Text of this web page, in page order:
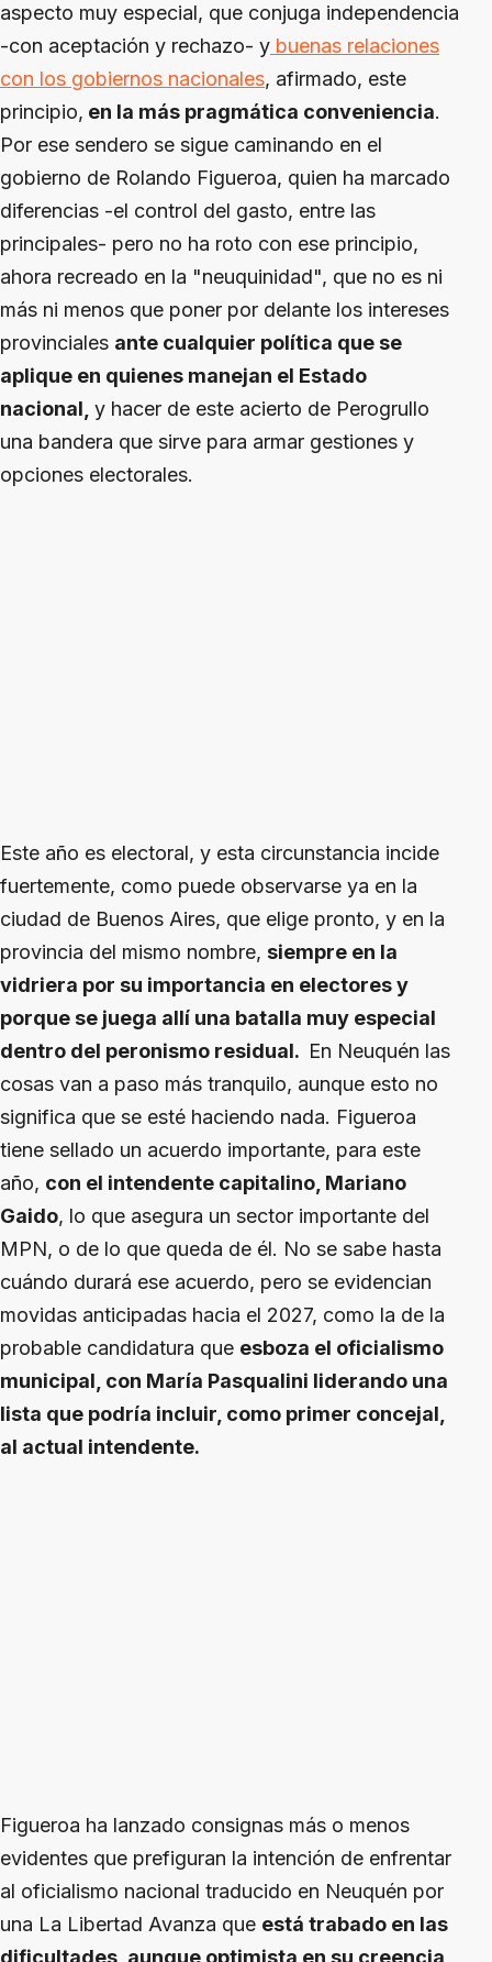
aspecto muy especial, que conjuga independencia
-con aceptación y rechazo- y buenas relaciones
con los gobiernos nacionales, afirmado, este
principio, en la más pragmática conveniencia.
Por ese sendero se sigue caminando en el
gobierno de Rolando Figueroa, quien ha marcado
diferencias -el control del gasto, entre las
principales- pero no ha roto con ese principio,
ahora recreado en la "neuquinidad", que no es ni
más ni menos que poner por delante los intereses
provinciales ante cualquier política que se
aplique en quienes manejan el Estado
nacional, y hacer de este acierto de Perogrullo
una bandera que sirve para armar gestiones y
opciones electorales.
Este año es electoral, y esta circunstancia incide
fuertemente, como puede observarse ya en la
ciudad de Buenos Aires, que elige pronto, y en la
provincia del mismo nombre, siempre en la
vidriera por su importancia en electores y
porque se juega allí una batalla muy especial
dentro del peronismo residual. En Neuquén las
cosas van a paso más tranquilo, aunque esto no
significa que se esté haciendo nada. Figueroa
tiene sellado un acuerdo importante, para este
año, con el intendente capitalino, Mariano
Gaido, lo que asegura un sector importante del
MPN, o de lo que queda de él. No se sabe hasta
cuándo durará ese acuerdo, pero se evidencian
movidas anticipadas hacia el 2027, como la de la
probable candidatura que esboza el oficialismo
municipal, con María Pasqualini liderando una
lista que podría incluir, como primer concejal,
al actual intendente.
Figueroa ha lanzado consignas más o menos
evidentes que prefiguran la intención de enfrentar
al oficialismo nacional traducido en Neuquén por
una La Libertad Avanza que está trabado en las
dificultades, aunque optimista en su creencia